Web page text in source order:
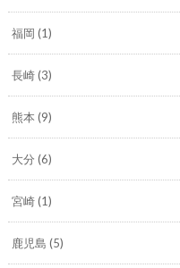
福岡 (1)
長崎(3)
熊本 (9)
大分 (6)
宮崎(1)
鹿児島 (5)